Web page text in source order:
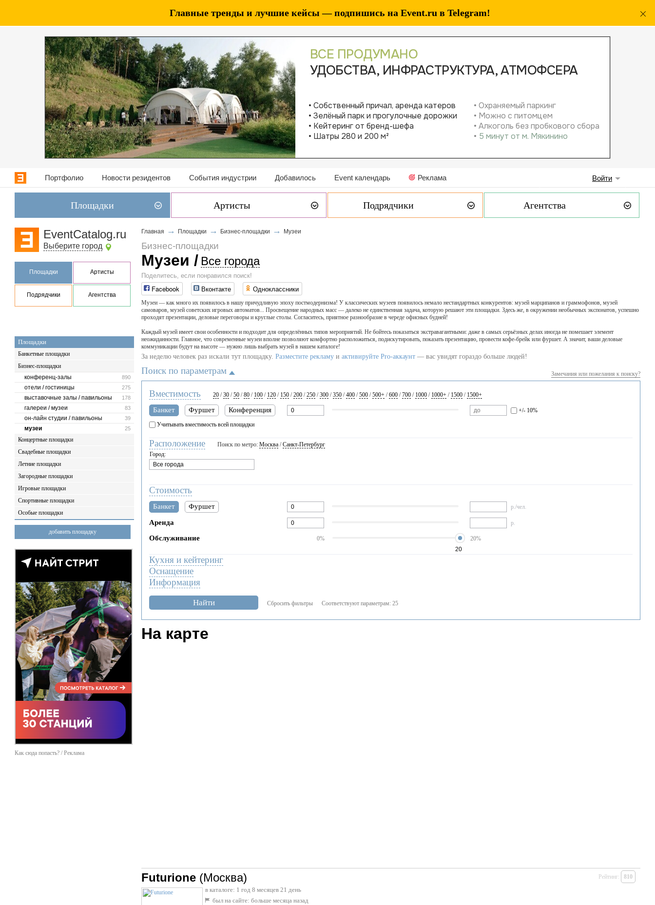
Главные тренды и лучшие кейсы — подпишись на Event.ru в Telegram!
Портфолио Новости резидентов События индустрии Добавилось Event календарь Реклама Войти
Площадки Артисты Подрядчики Агентства
EventCatalog.ru
Выберите город
Площадки Артисты
Подрядчики Агентства
Площадки
Банкетные площадки
Бизнес-площадки
890
конференц-залы
275
отели / гостиницы
178
выставочные залы / павильоны
83
галереи / музеи
39
он-лайн студии / павильоны
25
музеи
Концертные площадки
Свадебные площадки
Летние площадки
Загородные площадки
Игровые площадки
Спортивные площадки
Особые площадки
добавить площадку
Как сюда попасть? / Реклама
Главная → Площадки → Бизнес-площадки → Музеи
Бизнес-площадки
Музеи / Все города
Поделитесь, если понравился поиск!
Facebook Вконтакте Одноклассники
Музеи — как много их появилось в нашу причудливую эпоху постмодернизма! У классических музеев появилось немало нестандартных конкурентов: музей марципанов и граммофонов, музей
самоваров, музей советских игровых автоматов... Просвещение народных масс — далеко не единственная задача, которую решают эти площадки. Здесь же, в окружении необычных экспонатов, успешно
проходят презентации, деловые переговоры и круглые столы. Согласитесь, приятное разнообразие в череде офисных будней!
Каждый музей имеет свои особенности и подходит для определённых типов мероприятий. Не бойтесь показаться экстравагантными: даже в самых серьёзных делах иногда не помешает элемент
неожиданности. Главное, что современные музеи вполне позволяют комфортно расположиться, подискутировать, показать презентацию, провести кофе-брейк или фуршет. А значит, ваши деловые
коммуникации будут на высоте — нужно лишь выбрать музей в нашем каталоге!
За неделю человек раз искали тут площадку. Разместите рекламу и активируйте Pro-аккаунт — вас увидят гораздо больше людей!
Замечания или пожелания к поиску?
Поиск по параметрам
Вместимость 20 /30 /50 /80 / 100 / 120 / 150 /200 /250 /300 /350 /400 /500 /500+ /600 /700 / 1000 / 1000+ / 1500 / 1500+
Банкет Фуршет Конференция +/- 10%
Учитывать вместимость всей площадки
Расположение Поиск по метро: Москва /Санкт-Петербург
Город:
Стоимость
Банкет Фуршет р./чел.
Аренда р.
Обслуживание 0% 20%
Кухня и кейтеринг
Оснащение
Информация
Найти Сбросить фильтры Соответствуют параметрам: 25
На карте
Futurione (Москва)
в каталоге: 1 год 8 месяцев 21 день
был на сайте: больше месяца назад
Рейтинг: 810